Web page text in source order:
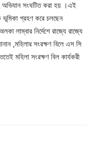
অভিযান সংঘটিত করা হয় ।এই
ভূমিকা গ্রহণ করে চলছেন
লাম্বার নির্দেশে রাজ্যে রাজ্যে
,মহিলার সংরক্ষণ বিলে এস সি
মহিলা সংরক্ষণ বিল কার্যকরী